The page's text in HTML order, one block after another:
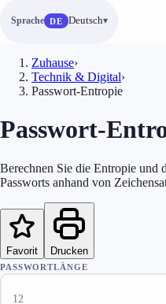
Sprache DE Deutsch
Zuhause›
Technik & Digital›
Passwort-Entropie
Passwort-
Berechnen Sie die Entropie und
Passworts anhand von
Favorit Drucken
PASSWORTLÄNGE